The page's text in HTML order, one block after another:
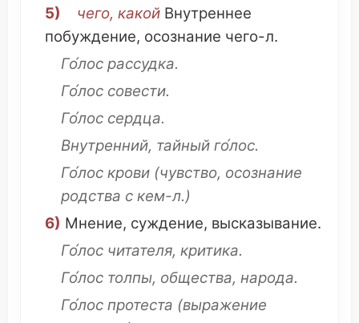
5)
чего, какой Внутреннее
побуждение, осознание чего-л.
Го́лос рассудка.
Го́лос совести.
Го́лос сердца.
Внутренний, тайный го́лос.
Го́лос крови (чувство, осознание
родства с кем-л.)
6) Мнение, суждение, высказывание.
Го́лос читателя, критика.
Го́лос толпы, общества, народа.
Го́лос протеста (выражение